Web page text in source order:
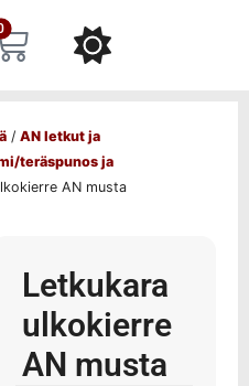
/ AN letkut ja
teräspunos ja
AN musta
Letkukara
ulkokierre
AN musta